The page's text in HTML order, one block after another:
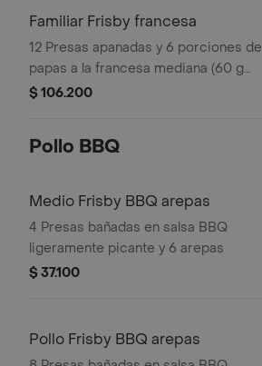
Familiar Frisby francesa
12 Presas apanadas y 6 porciones de
papas a la francesa mediana (60 g
und)
$ 106.200
Pollo BBQ
Medio Frisby BBQ arepas
4 Presas bañadas en salsa BBQ
ligeramente picante y 6 arepas
$ 37.100
Pollo Frisby BBQ arepas